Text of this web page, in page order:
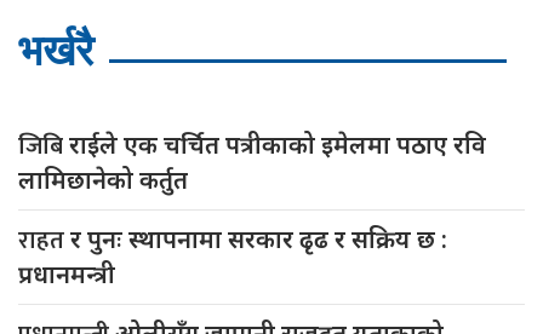
भर्खरै
जिबिराईले एक चर्चित पत्रीकाको इमेलमा पठाए रवि
लामिछानेको कर्तुत
राहतर पुनः स्थापनामा सरकार ढृढ र सक्रिय छ :
प्रधानमन्त्री